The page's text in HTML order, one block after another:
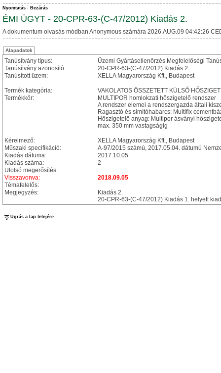
Nyomtatás Bezárás
ÉMI ÜGYT - 20-CPR-63-(C-47/2012) Kiadás 2.
A dokumentum olvasás módban Anonymous számára 2026.AUG.09 04:42:26
Alapadatok
Tanúsítvány típus:
Üzemi Gyártásellenőrzés Megfelelőségi
Tanúsítvány azonosító
20-CPR-63-(C-47/2012) Kiadás 2.
Tanúsított üzem:
XELLA Magyarország Kft., Budapest
Termék kategória:
VAKOLATOS ÖSSZETETT KÜLSŐ
Termékkör:
MULTIPOR homlokzati hőszigetelő rendszer
A rendszer elemei a rendszergazda általi
Ragasztó és simítóhabarcs: Multifix
Hőszigetelő anyag: Multipor ásványi
max. 350 mm vastagságig
Kérelmező:
XELLA Magyarország Kft., Budapest
Műszaki specifikáció:
A-97/2015 számú, 2017.05.04. dátumú
Kiadás dátuma:
2017.10.05
Kiadás száma:
2
Utolsó megerősítés:
Visszavonva:
2018.09.05
Témafelelős:
Megjegyzés:
Kiadás 2.
20-CPR-63-(C-47/2012) Kiadás 1. helyett
Ugrás a lap tetejére